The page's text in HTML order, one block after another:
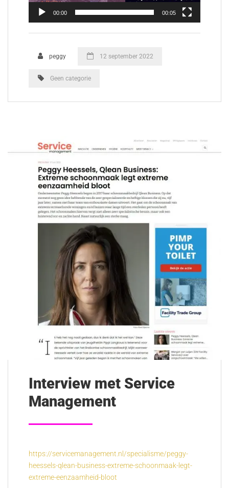
00:00 00:05
peggy 12 september 2022
Geen categorie
Interview met Service
Management
https://servicemanagement.nl/specialisme/peggy-
heessels-qlean-business-extreme-schoonmaak-legt-
extreme-eenzaamheid-bloot